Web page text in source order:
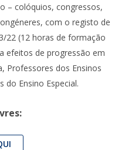
– colóquios, congressos,
com o registo de
22 (12 horas de formação
efeitos de progressão em
Professores dos Ensinos
do Ensino Especial.